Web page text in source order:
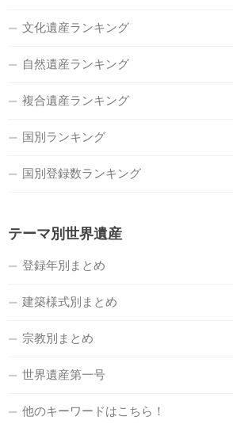
文化遺産ランキング
自然遺産ランキング
複合遺産ランキング
国別ランキング
国別登録数ランキング
テーマ別世界遺産
登録年別まとめ
建築様式別まとめ
宗教別まとめ
世界遺産第一号
他のキーワードはこちら！